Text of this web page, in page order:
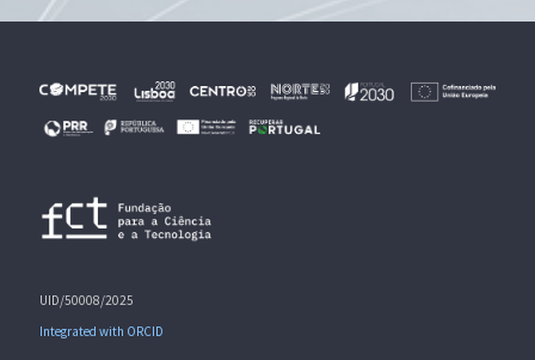
UID/50008/2025
Integrated with ORCID